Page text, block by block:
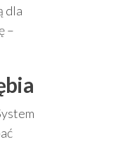
dla
–